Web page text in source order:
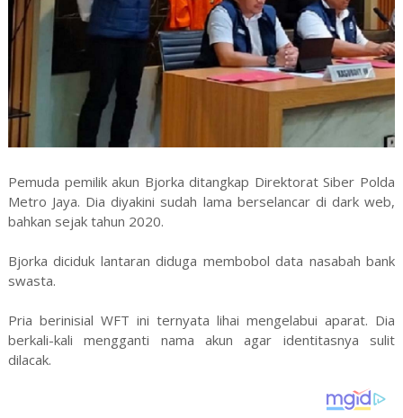
Pemuda pemilik akun Bjorka ditangkap Direktorat Siber Polda
Metro Jaya. Dia diyakini sudah lama berselancar di dark web,
bahkan sejak tahun 2020.
Bjorka diciduk lantaran diduga membobol data nasabah bank
swasta.
Pria berinisial WFT ini ternyata lihai mengelabui aparat. Dia
berkali-kali mengganti nama akun agar identitasnya sulit
dilacak.